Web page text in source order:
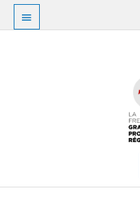
Aller
contenu
Au
dessus